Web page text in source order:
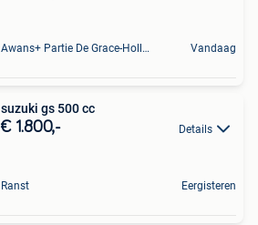
Awans+ Partie De Grace-Hollogne Vandaag
suzuki gs 500 cc
€ 1.800,- Details
Ranst Eergisteren